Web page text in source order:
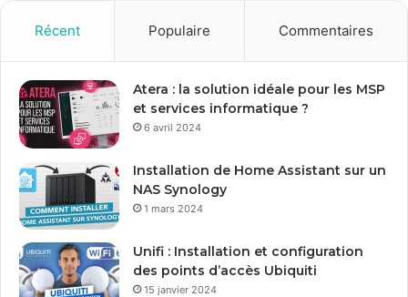
r
e
a
d
s
e
m
a
Récent Populaire Commentaires
Atera : la solution idéale pour les MSP
et services informatique ?
6 avril 2024
Installation de Home Assistant sur un
NAS Synology
1 mars 2024
Unifi : Installation et configuration
des points d’accès Ubiquiti
15 janvier 2024